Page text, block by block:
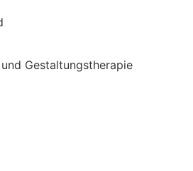
Gestaltungstherapie